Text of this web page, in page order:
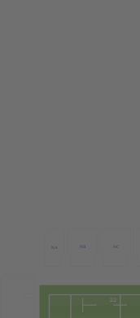
NA NB NC